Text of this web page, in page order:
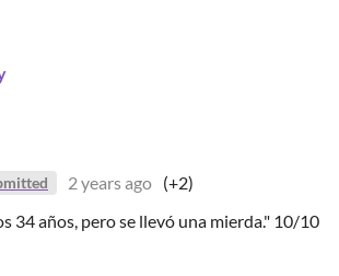
2 years ago (+2)
34 años, pero se llevó una mierda." 10/10